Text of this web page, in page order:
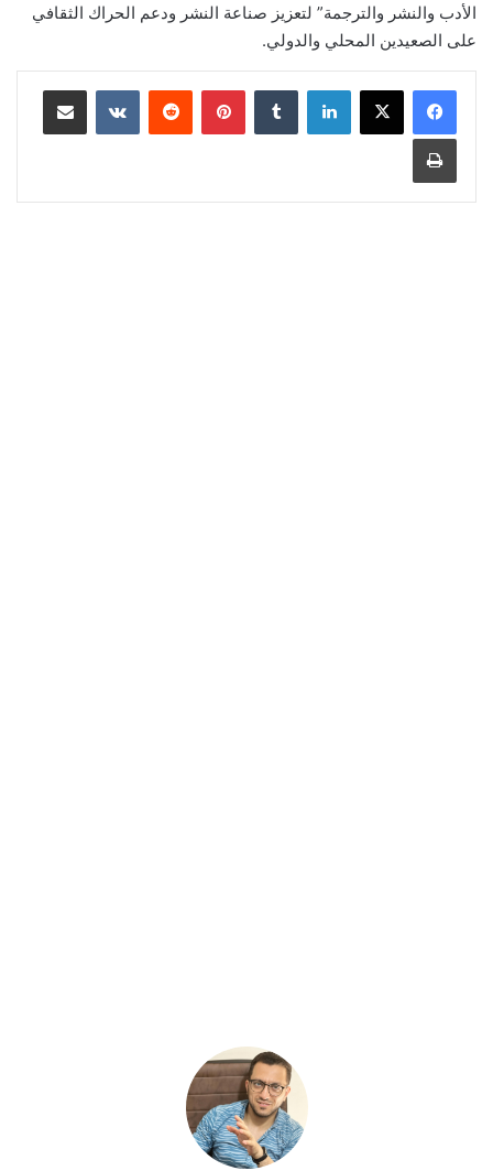
الأدب والنشر والترجمة” لتعزيز صناعة النشر ودعم الحراك الثقافي
على الصعيدين المحلي والدولي.
لينكدإن بينتيريست